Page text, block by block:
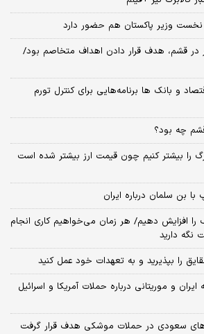
نخست وزیر پاکستان هم حضور دارد
در قشم، هدف قرار دادن اهداف متخاصم بود/
و بانک ها برنامه‌هایی برای کنترل تورم
چه بود؟
را بیشتر کنیم چون قیمت ارز بیشتر شده است
بن سلمان درباره ایران
را افزایش دهیم/ هر زمان می‌خواهیم کاری انجام
نگه دارید
را بپذیرید و به تعهدات خود عمل کنید
و موریتانی درباره حملات آمریکا و اسرائیل
سعودی در حملات موشکی هدف قرار گرفت